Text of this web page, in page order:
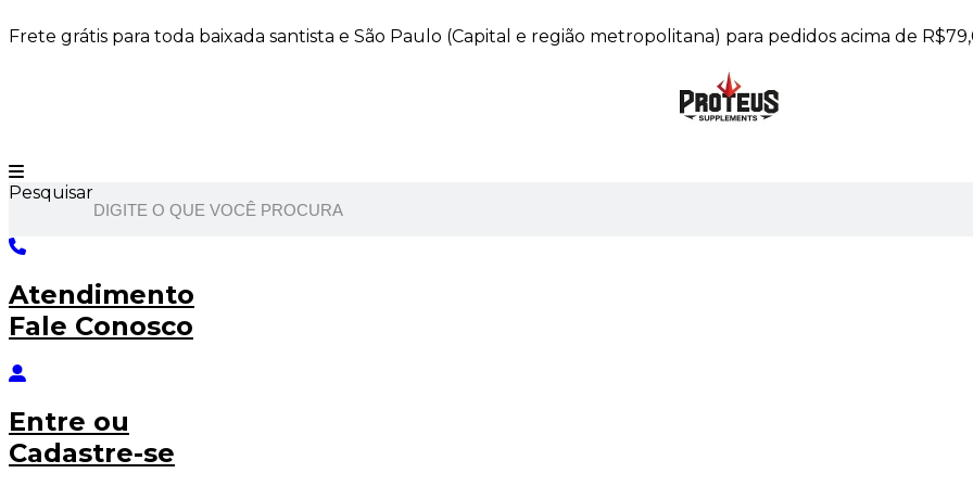
para
Frete grátis para toda baixada santista e São Paulo (Capital e região metropolitana) para pedidos acima de
Pesquisar
Atendimento
Fale Conosco
Entre ou
Cadastre-se